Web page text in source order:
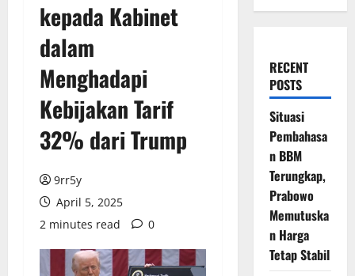
kepada Kabinet
dalam
Menghadapi
Kebijakan Tarif
32% dari Trump
9rr5y
April 5, 2025
2 minutes read
0
RECENT
POSTS
Situasi
Pembahasa
n BBM
Terungkap,
Prabowo
Memutuska
n Harga
Tetap Stabil